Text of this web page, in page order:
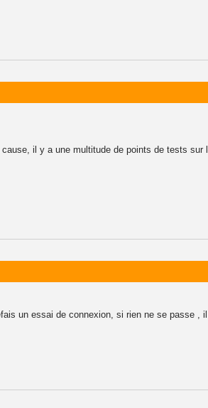
il y a une multitude de points de tests
un essai de connexion, si rien ne se passe ,